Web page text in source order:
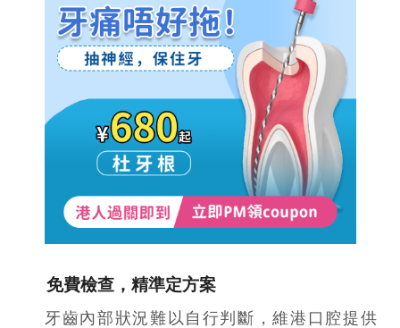
免費檢查，精準定方案
牙齒內部狀況難以自行判斷，維港口腔提供